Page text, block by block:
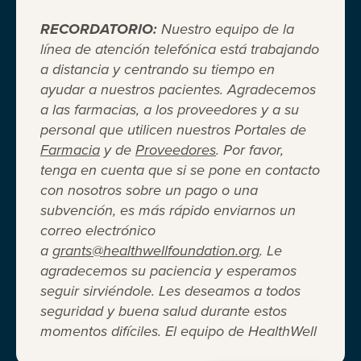
RECORDATORIO: Nuestro equipo de la
línea de atención telefónica está trabajando
a distancia y centrando su tiempo en
ayudar a nuestros pacientes. Agradecemos
a las farmacias, a los proveedores y a su
personal que utilicen nuestros Portales de
Farmacia y de Proveedores. Por favor,
tenga en cuenta que si se pone en contacto
con nosotros sobre un pago o una
subvención, es más rápido enviarnos un
correo electrónico
a grants@healthwellfoundation.org. Le
agradecemos su paciencia y esperamos
seguir sirviéndole. Les deseamos a todos
seguridad y buena salud durante estos
momentos difíciles. El equipo de HealthWell
Cuando el seguro médico no es
suficiente ®
Entidad 501(c)(3) independiente sin fines de lucro
que brinda asistencia financiera a adultos y niños
para cubrir el costo del coseguro de los
medicamentos recetados, copagos, deducibles,
primas de seguro médico y otros gastos médicos
directos de su bolsillo seleccionados.
Terms of Use Privacy Policy
Accessibility